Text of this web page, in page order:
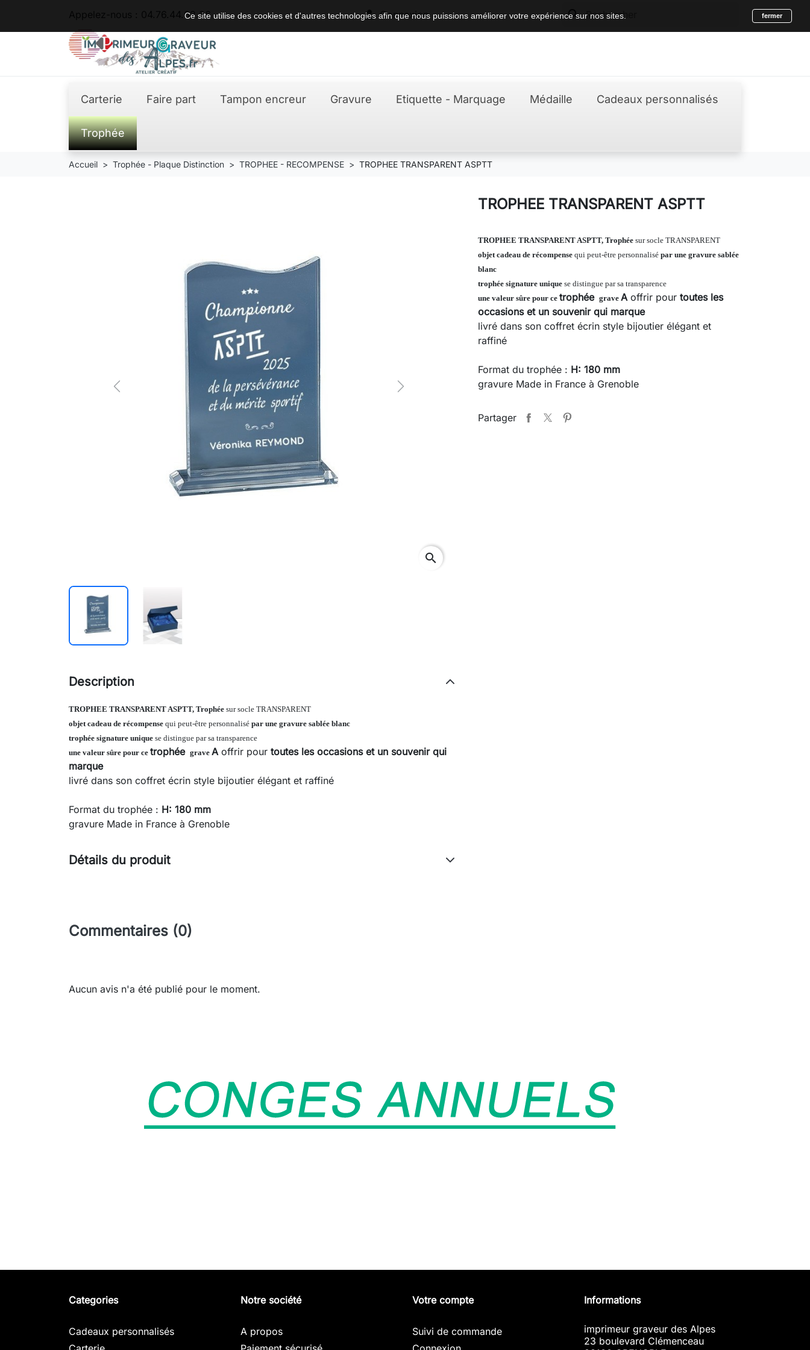
04.76.44.62.36  Connexion search
Carterie Faire part Tampon encreur Gravure Etiquette - Marquage Médaille Cadeaux personnalisés
Trophée
Accueil Trophée - Plaque Distinction TROPHEE - RECOMPENSE TROPHEE TRANSPARENT ASPTT
Previous Next
search
TROPHEE TRANSPARENT ASPTT
TROPHEE TRANSPARENT ASPTT, Trophée sur socle TRANSPARENT
objet cadeau de récompense qui peut-être personnalisé par une gravure sablée
blanc
trophée signature unique se distingue par sa transparence
une valeur sûre pour ce trophée grave Aoffrir pour toutes les
occasions et un souvenir qui marque
livré dans son coffret écrin style bijoutier élégant et
raffiné
Format du trophée : H: 180 mm
gravure Made in France à Grenoble
Partager
Description
TROPHEE TRANSPARENT ASPTT, Trophée sur socle TRANSPARENT
objet cadeau de récompense qui peut-être personnalisé par une gravure sablée blanc
trophée signature unique se distingue par sa transparence
une valeur sûre pour ce trophée grave A offrir pour toutes les occasions et un souvenir qui
marque
livré dans son coffret écrin style bijoutier élégant et raffiné
Format du trophée : H: 180 mm
gravure Made in France à Grenoble
Détails du produit
Commentaires (0)
Aucun avis n'a été publié pour le moment.
Categories
Cadeaux personnalisés
Notre société
A propos
Votre compte
Suivi de commande
Informations
imprimeur graveur des Alpes
23 boulevard Clémenceau
Ce site utilise des cookies et d'autres technologies afin que nous puissions améliorer votre expérience sur nos sites. fermer